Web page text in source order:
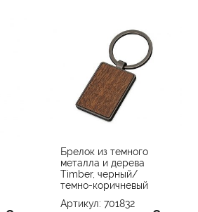
Брелок из темного
металла и дерева
Timber, черный/
темно-коричневый
Артикул: 701832